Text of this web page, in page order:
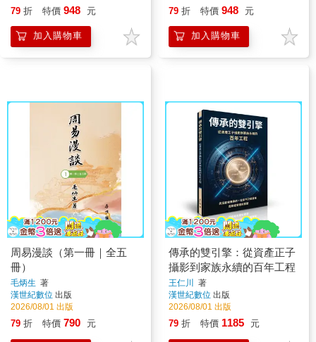
79 折 特價 948 元
加入購物車
79 折 特價 948 元
加入購物車
周易漫談（第一冊｜全五
冊）
毛炳生 著
漢世紀數位 出版
2026/08/01 出版
79 折 特價 790 元
傳承的雙引擎：從資產正子
攝影到家族永續的百年工程
王仁川
著
漢世紀數位 出版
2026/08/01 出版
79 折 特價 1185 元